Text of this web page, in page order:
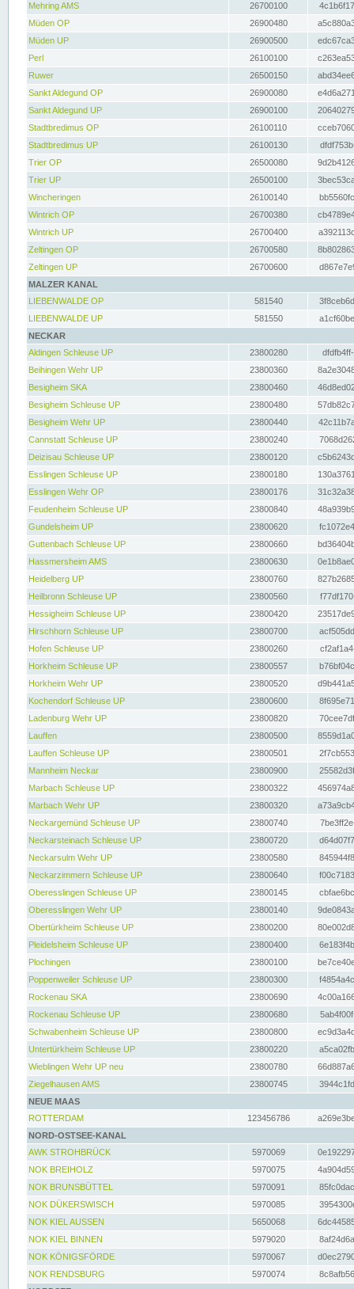
Mehring AMS
26700100
Müden OP
26900480
Müden UP
26900500
Perl
26100100
Ruwer
26500150
Sankt Aldegund OP
26900080
Sankt Aldegund UP
26900100
Stadtbredimus OP
26100110
Stadtbredimus UP
26100130
Trier OP
26500080
Trier UP
26500100
Wincheringen
26100140
Wintrich OP
26700380
Wintrich UP
26700400
Zeltingen OP
26700580
Zeltingen UP
26700600
MALZER KANAL
LIEBENWALDE OP
581540
LIEBENWALDE UP
581550
NECKAR
Aldingen Schleuse UP
23800280
Beihingen Wehr UP
23800360
Besigheim SKA
23800460
Besigheim Schleuse UP
23800480
Besigheim Wehr UP
23800440
Cannstatt Schleuse UP
23800240
Deizisau Schleuse UP
23800120
Esslingen Schleuse UP
23800180
Esslingen Wehr OP
23800176
Feudenheim Schleuse UP
23800840
Gundelsheim UP
23800620
Guttenbach Schleuse UP
23800660
Hassmersheim AMS
23800630
Heidelberg UP
23800760
Heilbronn Schleuse UP
23800560
Hessigheim Schleuse UP
23800420
Hirschhorn Schleuse UP
23800700
Hofen Schleuse UP
23800260
Horkheim Schleuse UP
23800557
Horkheim Wehr UP
23800520
Kochendorf Schleuse UP
23800600
Ladenburg Wehr UP
23800820
Lauffen
23800500
Lauffen Schleuse UP
23800501
Mannheim Neckar
23800900
Marbach Schleuse UP
23800322
Marbach Wehr UP
23800320
Neckargemünd Schleuse UP
23800740
Neckarsteinach Schleuse UP
23800720
Neckarsulm Wehr UP
23800580
Neckarzimmern Schleuse UP
23800640
Oberesslingen Schleuse UP
23800145
Oberesslingen Wehr UP
23800140
Obertürkheim Schleuse UP
23800200
Pleidelsheim Schleuse UP
23800400
Plochingen
23800100
Poppenweiler Schleuse UP
23800300
Rockenau SKA
23800690
Rockenau Schleuse UP
23800680
Schwabenheim Schleuse UP
23800800
Untertürkheim Schleuse UP
23800220
Wieblingen Wehr UP neu
23800780
Ziegelhausen AMS
23800745
NEUE MAAS
ROTTERDAM
123456786
NORD-OSTSEE-KANAL
AWK STROHBRÜCK
5970069
NOK BREIHOLZ
5970075
NOK BRUNSBÜTTEL
5970091
NOK DÜKERSWISCH
5970085
NOK KIEL AUSSEN
5650068
NOK KIEL BINNEN
5979020
NOK KÖNIGSFÖRDE
5970067
NOK RENDSBURG
5970074